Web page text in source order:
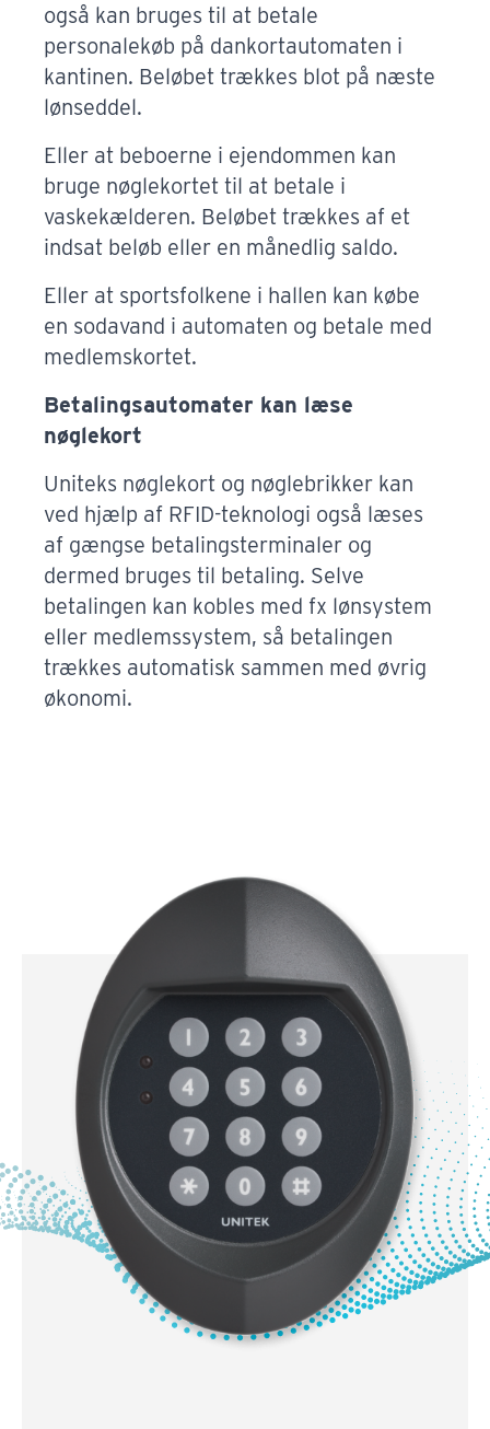
også kan bruges til at betale
personalekøb på dankortautomaten i
kantinen. Beløbet trækkes blot på næste
lønseddel.
Eller at beboerne i ejendommen kan
bruge nøglekortet til at betale i
vaskekælderen. Beløbet trækkes af et
indsat beløb eller en månedlig saldo.
Eller at sportsfolkene i hallen kan købe
en sodavand i automaten og betale med
medlemskortet.
Betalingsautomater kan læse
nøglekort
Uniteks nøglekort og nøglebrikker kan
ved hjælp af RFID-teknologi også læses
af gængse betalingsterminaler og
dermed bruges til betaling. Selve
betalingen kan kobles med fx lønsystem
eller medlemssystem, så betalingen
trækkes automatisk sammen med øvrig
økonomi.